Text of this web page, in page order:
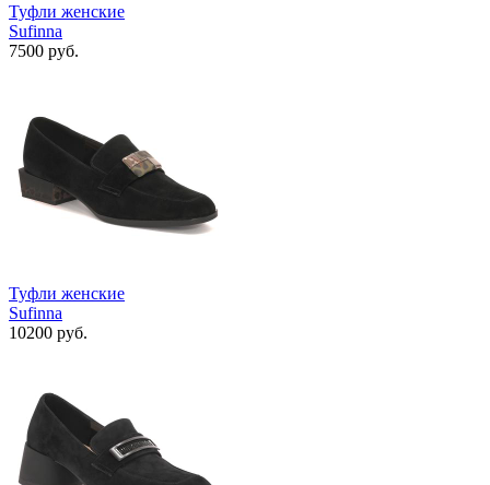
Туфли женские
Sufinna
7500 руб.
Туфли женские
Sufinna
10200 руб.